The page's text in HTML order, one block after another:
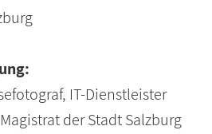
IT-Dienstleister
der Stadt Salzburg